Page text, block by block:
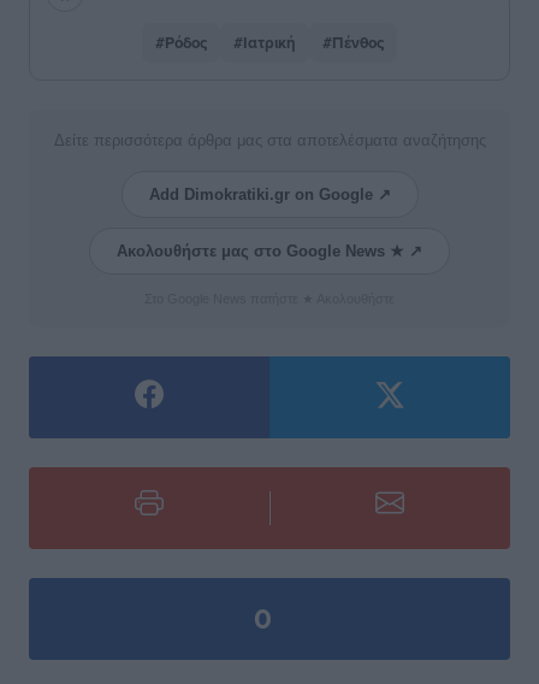
#Ρόδος #Ιατρική #Πένθος
Δείτε περισσότερα άρθρα μας στα αποτελέσματα αναζήτησης
Add Dimokratiki.gr on Google ↗
Ακολουθήστε μας στο Google News ★ ↗
0